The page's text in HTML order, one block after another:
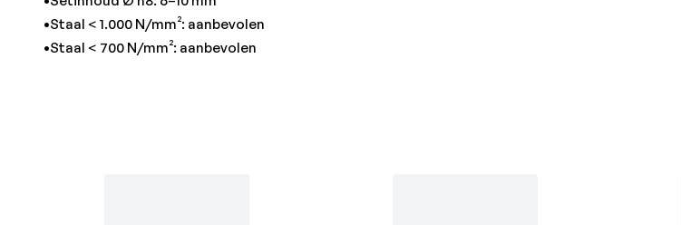
•Staal < 1.000 N/mm²: aanbevolen
•Staal < 700 N/mm²: aanbevolen